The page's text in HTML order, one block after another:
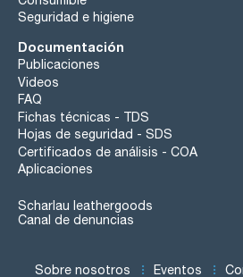
Seguridad e higiene
Documentación
Publicaciones
Videos
FAQ
Fichas técnicas - TDS
Hojas de seguridad - SDS
Certificados de análisis - COA
Aplicaciones
Scharlau leathergoods
Canal de denuncias
Sobre nosotros Eventos